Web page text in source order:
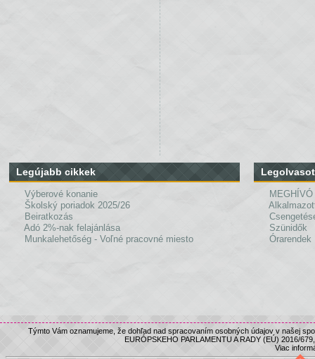
Legújabb cikkek
Výberové konanie
Školský poriadok 2025/26
Beiratkozás
Adó 2%-nak felajánlása
Munkalehetőség - Voľné pracovné miesto
MEGHÍVÓ
Szünidők
Órarendek
Týmto Vám oznamujeme, že dohľad nad spracovaním osobných údajov v našej
EURÓPSKEHO PARLAMENTU A RADY (EÚ) 2016/
Viac